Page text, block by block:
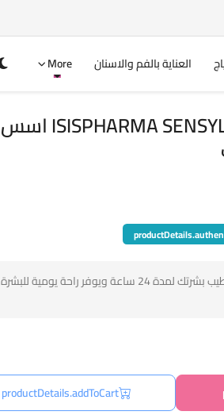
العناية بالفم والاسنان More
ISISPHARMA SENSYLIA 24h Légère 40 ml اسس
يحافظ Sensylia 24h Légère على ترطيب بشرتك لمدة 24 ساعة ويوفر راحة يومية للبشرة
productDetails.addToCart